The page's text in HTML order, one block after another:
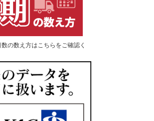
の数え方はこちらをご確認く